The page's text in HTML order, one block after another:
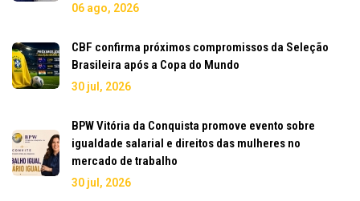
06 ago, 2026
CBF confirma próximos compromissos da Seleção
Brasileira após a Copa do Mundo
30 jul, 2026
BPW Vitória da Conquista promove evento sobre
igualdade salarial e direitos das mulheres no
mercado de trabalho
30 jul, 2026